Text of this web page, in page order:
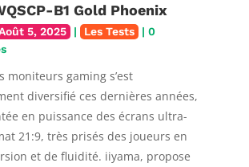
B1 Gold Phoenix
5, 2025 | Les Tests | 0
moniteurs gaming s’est
diversifié ces dernières années,
en puissance des écrans ultra-
21:9, très prisés des joueurs en
et de fluidité. iiyama, propose